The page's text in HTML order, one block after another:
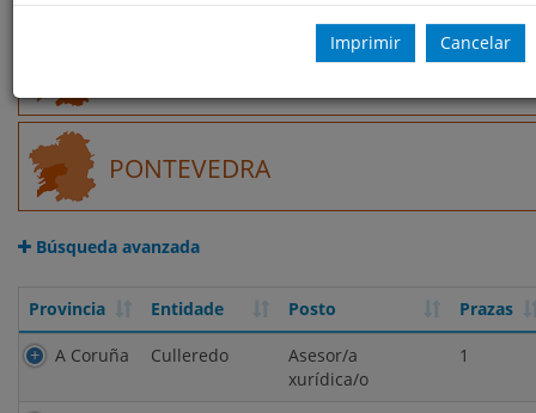
Imprimir Cancelar
PONTEVEDRA
Búsqueda avanzada
Provincia Entidade Posto
Prazas
Provincia
Entidade Posto Prazas
A Coruña Culleredo
Asesor/a
xurídica/o
1